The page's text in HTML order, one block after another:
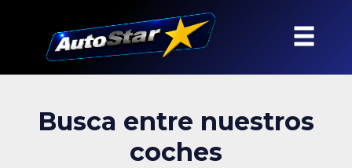
Busca entre nuestros
coches